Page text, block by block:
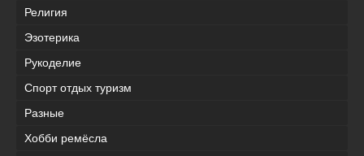
Религия
Эзотерика
Рукоделие
Спорт отдых туризм
Разные
Хобби ремёсла